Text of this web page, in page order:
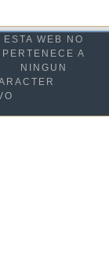
ESTA WEB NO
PERTENECE A
NINGUN